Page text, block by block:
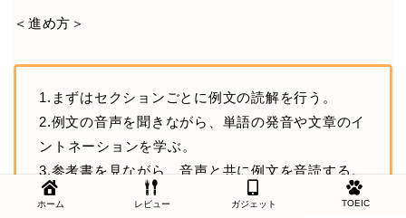
＜進め方＞
1.まずはセクションごとに例文の読解を行う。
2.例文の音声を聞きながら、単語の発音や文章のイ
ントネーションを学ぶ。
3.参考書を見ながら、音声と共に例文を音読する。
ホーム レビュー ガジェット TOEIC